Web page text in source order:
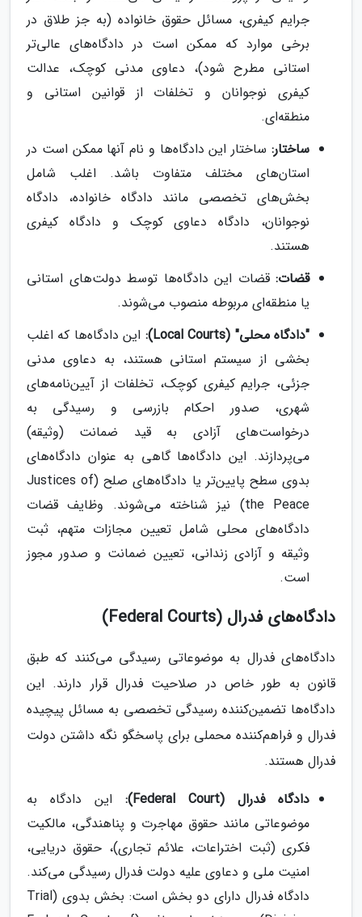
جرایم کیفری، مسائل حقوق خانواده (به جز طلاق در
برخی موارد که ممکن است در دادگاه‌های عالی‌تر
استانی مطرح شود)، دعاوی مدنی کوچک، عدالت
کیفری نوجوانان و تخلفات از قوانین استانی و
منطقه‌ای.
ساختار: ساختار این دادگاه‌ها و نام آنها ممکن است در
استان‌های مختلف متفاوت باشد. اغلب شامل
بخش‌های تخصصی مانند دادگاه خانواده، دادگاه
نوجوانان، دادگاه دعاوی کوچک و دادگاه کیفری
هستند.
قضات: قضات این دادگاه‌ها توسط دولت‌های استانی
یا منطقه‌ای مربوطه منصوب می‌شوند.
"دادگاه محلی" (Local Courts):
این دادگاه‌ها که اغلب
بخشی از سیستم استانی هستند، به دعاوی مدنی
جزئی، جرایم کیفری کوچک، تخلفات از آیین‌نامه‌های
شهری، صدور احکام بازرسی و رسیدگی به
درخواست‌های آزادی به قید ضمانت (وثیقه)
می‌پردازند. این دادگاه‌ها گاهی به عنوان دادگاه‌های
بدوی سطح پایین‌تر یا دادگاه‌های صلح (Justices of
the Peace) نیز شناخته می‌شوند. وظایف قضات
دادگاه‌های محلی شامل تعیین مجازات متهم، ثبت
وثیقه و آزادی زندانی، تعیین ضمانت و صدور مجوز
است.
دادگاه‌های فدرال (Federal Courts)
دادگاه‌های فدرال به موضوعاتی رسیدگی می‌کنند که طبق
قانون به طور خاص در صلاحیت فدرال قرار دارند. این
دادگاه‌ها تضمین‌کننده رسیدگی تخصصی به مسائل پیچیده
فدرال و فراهم‌کننده محملی برای پاسخگو نگه داشتن دولت
فدرال هستند.
دادگاه فدرال (Federal Court):
این دادگاه به
موضوعاتی مانند حقوق مهاجرت و پناهندگی، مالکیت
فکری (ثبت اختراعات، علائم تجاری)، حقوق دریایی،
امنیت ملی و دعاوی علیه دولت فدرال رسیدگی می‌کند.
دادگاه فدرال دارای دو بخش است: بخش بدوی (Trial